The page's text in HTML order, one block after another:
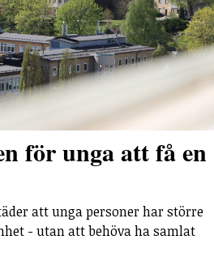
för unga att få en
att unga personer har större
- utan att behöva ha samlat